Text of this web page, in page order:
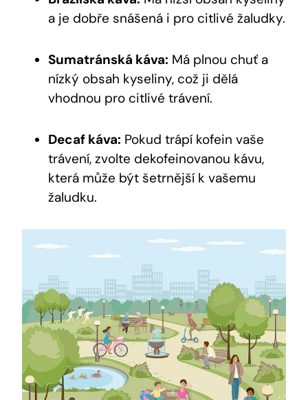
a je dobře snášená i pro citlivé žaludky.
Sumatránská káva: Má plnou chuť a
nízký obsah kyseliny, což ji dělá
vhodnou pro citlivé trávení.
Decaf káva: Pokud trápí kofein vaše
trávení, zvolte dekofeinovanou kávu,
která může být šetrnější k vašemu
žaludku.